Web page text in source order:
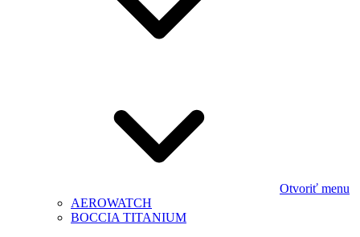
Otvoriť menu
AEROWATCH
BOCCIA TITANIUM